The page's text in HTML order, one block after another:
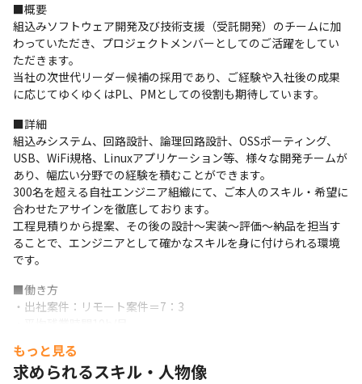
■概要
組込みソフトウェア開発及び技術支援（受託開発）のチームに加
わっていただき、プロジェクトメンバーとしてのご活躍をしてい
ただきます。
当社の次世代リーダー候補の採用であり、ご経験や入社後の成果
に応じてゆくゆくはPL、PMとしての役割も期待しています。
■詳細
組込みシステム、回路設計、論理回路設計、OSSポーティング、
USB、WiFi規格、Linuxアプリケーション等、様々な開発チームが
あり、幅広い分野での経験を積むことができます。
300名を超える自社エンジニア組織にて、ご本人のスキル・希望に
合わせたアサインを徹底しております。
工程見積りから提案、その後の設計～実装～評価～納品を担当す
ることで、エンジニアとして確かなスキルを身に付けられる環境
です。
■働き方
・出社案件：リモート案件＝7：3
できない環境。
もっと見る
求められるスキル・人物像